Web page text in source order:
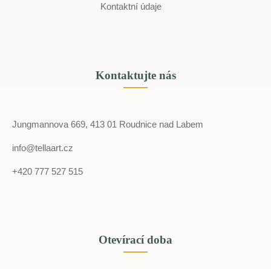
Kontaktní údaje
Kontaktujte nás
Jungmannova 669, 413 01 Roudnice nad Labem
info@tellaart.cz
+420 777 527 515
Otevírací doba